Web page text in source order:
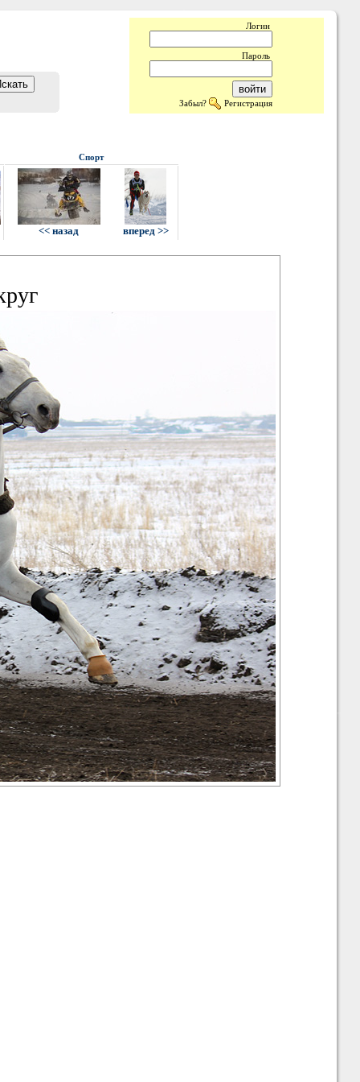
Логин
Пароль
Забыл? Регистрация
Спорт
<< назад вперед >>